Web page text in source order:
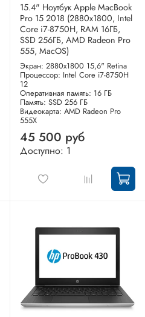
15.4" Ноутбук Apple MacBook
Pro 15 2018 (2880x1800, Intel
Core i7-8750H, RAM 16ГБ,
SSD 256ГБ, AMD Radeon Pro
555, MacOS)
Экран: 2880x1800 15,6" Retina
Процессор: Intel Core i7-8750H
12
Оперативная память: 16 ГБ
Память: SSD 256 ГБ
Видеокарта: AMD Radeon Pro
555X
45 500 руб
Доступно: 1